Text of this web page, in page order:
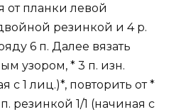
от планки левой
резинкой и 4 р.
6 п. Далее вязать
узором, * 3 п. изн.
с 1 лиц.)*, повторить от *
резинкой 1/1 (начиная с